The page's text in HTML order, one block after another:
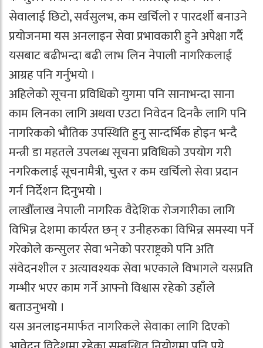
सेवालाई छिटो, सर्वसुलभ, कम खर्चिलो र पारदर्शी बनाउने
प्रयोजनमा यस अनलाइन सेवा प्रभावकारी हुने अपेक्षा गर्दै
यसबाट बढीभन्दा बढी लाभ लिन नेपाली नागरिकलाई
आग्रह पनि गर्नुभयो ।
अहिलेको सूचना प्रविधिको युगमा पनि सानाभन्दा साना
काम लिनका लागि अथवा एउटा निवेदन दिनकै लागि पनि
नागरिकको भौतिक उपस्थिति हुनु सान्दर्भिक होइन भन्दै
मन्त्री डा महतले उपलब्ध सूचना प्रविधिको उपयोग गरी
नगरिकलाई सूचनामैत्री, चुस्त र कम खर्चिलो सेवा प्रदान
गर्न निर्देशन दिनुभयो ।
लाखौँलाख नेपाली नागरिक वैदेशिक रोजगारीका लागि
विभिन्न देशमा कार्यरत छन् र उनीहरुका विभिन्न समस्या पर्ने
गरेकोले कन्सुलर सेवा भनेको परराष्ट्रको पनि अति
संवेदनशील र अत्यावश्यक सेवा भएकाले विभागले यसप्रति
गम्भीर भएर काम गर्ने आफ्नो विश्वास रहेको उहाँले
बताउनुभयो ।
यस अनलाइनमार्फत नागरिकले सेवाका लागि दिएको